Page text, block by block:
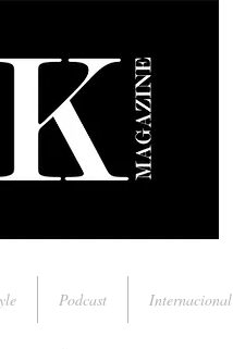
Podcast Internacional